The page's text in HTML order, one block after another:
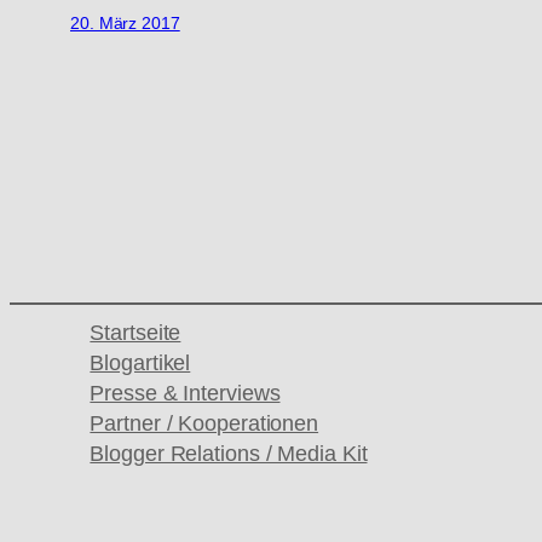
20. März 2017
Startseite
Blogartikel
Presse & Interviews
Partner / Kooperationen
Blogger Relations / Media Kit